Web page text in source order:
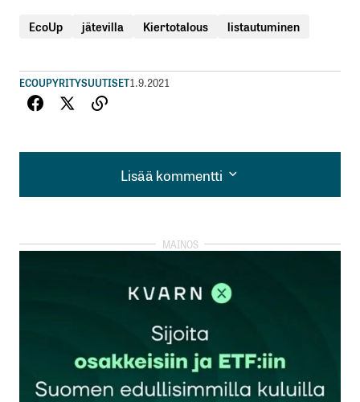
EcoUp jätevilla Kiertotalous listautuminen
ECOUPYRITYSUUTISET1.9.2021
Lisää kommentti
Lisää kommentti
kirjautua
rekisteröityä